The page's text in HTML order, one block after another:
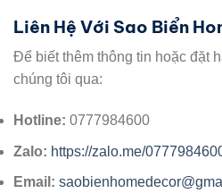
Liên Hệ Với Sao Biển
Để biết thêm thông tin hoặc đặt
chúng tôi qua:
Hotline: 0777984600
Zalo: https://zalo.me/
Email: